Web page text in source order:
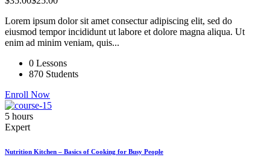
Lorem ipsum dolor sit amet consectur adipiscing elit, sed do
eiusmod tempor incididunt ut labore et dolore magna aliqua. Ut
enim ad minim veniam, quis...
0 Lessons
870 Students
Enroll Now
5 hours
Expert
Nutrition Kitchen – Basics of Cooking for Busy People